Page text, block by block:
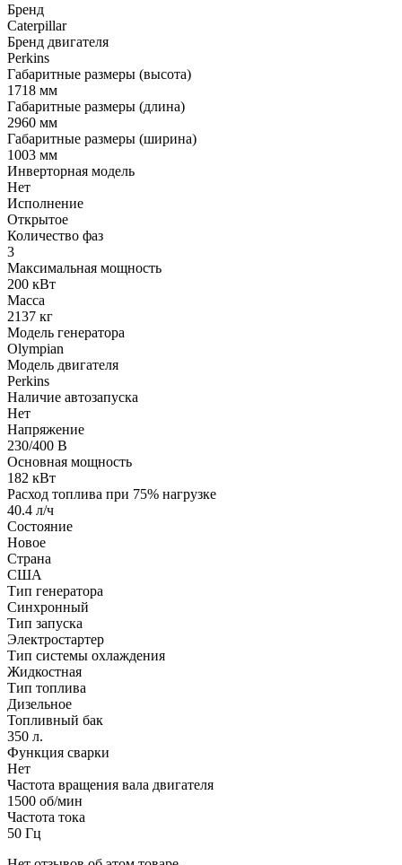
Бренд
Caterpillar
Бренд двигателя
Perkins
Габаритные размеры (высота)
1718 мм
Габаритные размеры (длина)
2960 мм
Габаритные размеры (ширина)
1003 мм
Инверторная модель
Нет
Исполнение
Открытое
Количество фаз
3
Максимальная мощность
200 кВт
Масса
2137 кг
Модель генератора
Olympian
Модель двигателя
Perkins
Наличие автозапуска
Нет
Напряжение
230/400 В
Основная мощность
182 кВт
Расход топлива при 75% нагрузке
40.4 л/ч
Состояние
Новое
Страна
США
Тип генератора
Синхронный
Тип запуска
Электростартер
Тип системы охлаждения
Жидкостная
Тип топлива
Дизельное
Топливный бак
350 л.
Функция сварки
Нет
Частота вращения вала двигателя
1500 об/мин
Частота тока
50 Гц